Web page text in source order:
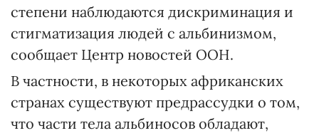
степени наблюдаются дискриминация и
стигматизация людей с альбинизмом,
сообщает Центр новостей ООН.
В частности, в некоторых африканских
странах существуют предрассудки о том,
что части тела альбиносов обладают,